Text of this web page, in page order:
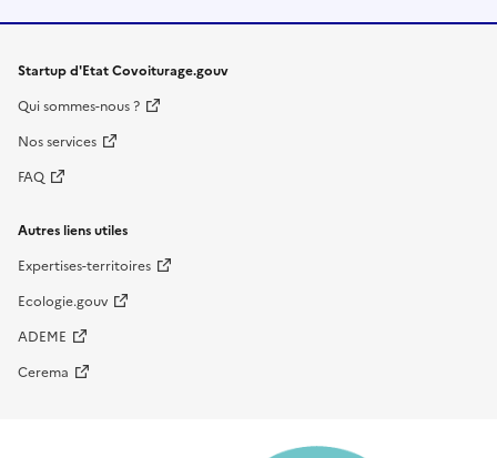
Startup d'Etat Covoiturage.gouv
Qui sommes-nous ?
Nos services
FAQ
Autres liens utiles
Expertises-territoires
Ecologie.gouv
ADEME
Cerema